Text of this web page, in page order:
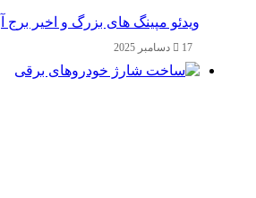
ویدئو مپینگ های بزرگ و اخیر برج
17 دسامبر 2025